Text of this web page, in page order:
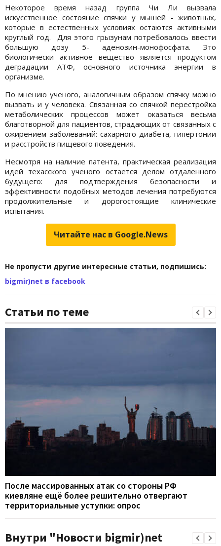
Некоторое время назад группа Чи Ли вызвала
искусственное состояние спячки у мышей - животных,
которые в естественных условиях остаются активными
круглый год. Для этого грызунам потребовалось ввести
большую дозу 5- аденозин-монофосфата. Это
биологически активное вещество является продуктом
деградации АТФ, основного источника энергии в
организме.
По мнению ученого, аналогичным образом спячку можно
вызвать и у человека. Связанная со спячкой перестройка
метаболических процессов может оказаться весьма
благотворной для пациентов, страдающих от связанных с
ожирением заболеваний: сахарного диабета, гипертонии
и расстройств пищевого поведения.
Несмотря на наличие патента, практическая реализация
идей техасского ученого остается делом отдаленного
будущего: для подтверждения безопасности и
эффективности подобных методов лечения потребуются
продолжительные и дорогостоящие клинические
испытания.
Читайте нас в Google.News
Не пропусти другие интересные статьи, подпишись:
bigmir)net в facebook
Статьи по теме
После массированных атак со стороны РФ
киевляне ещё более решительно отвергают
территориальные уступки: опрос
Внутри "Новости bigmir)net